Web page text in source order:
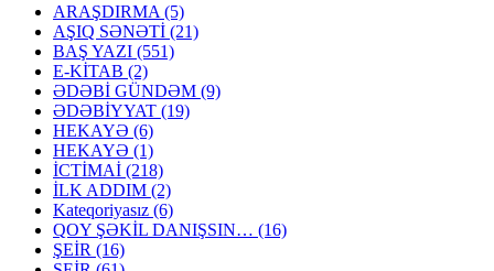
ARAŞDIRMA (5)
AŞIQ SƏNƏTİ (21)
BAŞ YAZI (551)
E-KİTAB (2)
ƏDƏBİ GÜNDƏM (9)
ƏDƏBİYYAT (19)
HEKAYƏ (6)
HEKAYƏ (1)
İCTİMAİ (218)
İLK ADDIM (2)
Kateqoriyasız (6)
QOY ŞƏKİL DANIŞSIN… (16)
ŞEİR (16)